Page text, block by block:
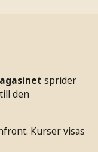
sprider
den
Kurser visas